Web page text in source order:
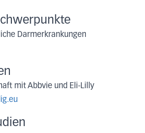
Darmerkrankungen
mit Abbvie und Eli-Lilly